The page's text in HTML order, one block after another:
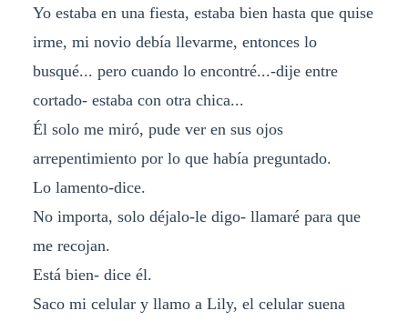
Yo estaba en una fiesta, estaba bien hasta que quise
irme, mi novio debía llevarme, entonces lo
busqué... pero cuando lo encontré...-dije entre
cortado- estaba con otra chica...
Él solo me miró, pude ver en sus ojos
arrepentimiento por lo que había preguntado.
Lo lamento-dice.
No importa, solo déjalo-le digo- llamaré para que
me recojan.
Está bien- dice él.
Saco mi celular y llamo a Lily, el celular suena